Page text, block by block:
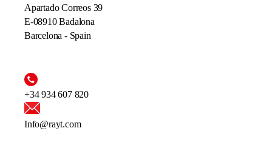
Apartado Correos 39
E-08910 Badalona
Barcelona - Spain
+34 934 607 820
Info@rayt.com